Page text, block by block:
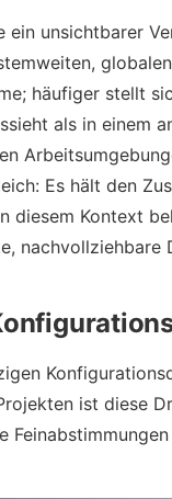
unsichtbarer
häufiger stellt
als in einem
Es hält den
diesem Kontext
nachvollziehbare
ist diese